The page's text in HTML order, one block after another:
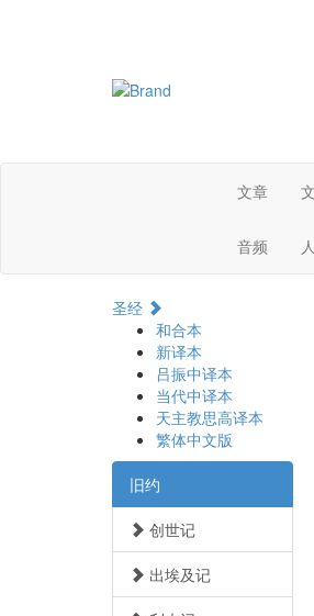
文章
音频
圣经
和合本
新译本
吕振中译本
当代中译本
天主教思高译本
繁体中文版
旧约
创世记
出埃及记